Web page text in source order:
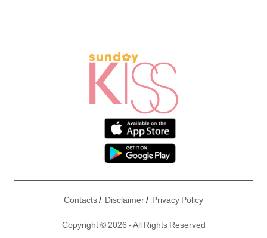
Contacts/ Disclaimer/ Privacy Policy
Copyright © 2026 - All Rights Reserved